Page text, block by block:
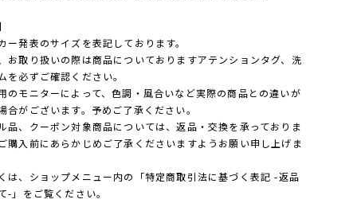
ー発表のサイズを表記しております。
お取り扱いの際は商品についておりますアテンションタグ、洗
を必ずご確認ください。
のモニターによって、色調・風合いなど実際の商品との違いが
合がございます。予めご了承ください。
品、クーポン対象商品については、返品・交換を承っておりま
購入前にあらかじめご了承くださいますようお願い申し上げま
、ショップメニュー内の「特定商取引法に基づく表記 -返品
-」をご覧ください。